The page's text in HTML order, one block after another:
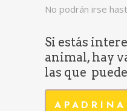
No podrán irse
Si estás
animal, hay
las que
APADRINA